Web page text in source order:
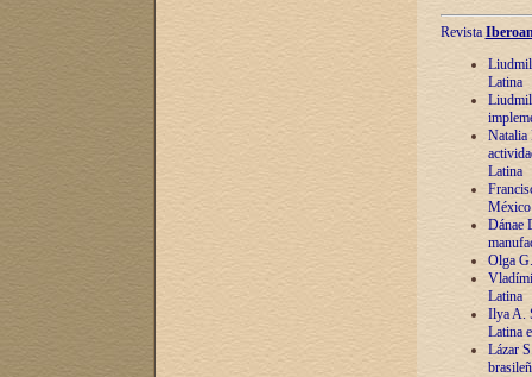
Revista
Latina
Natalia
Latina
México
Dánae
Olga
Latina
Ilya A.
Latina
Lázar